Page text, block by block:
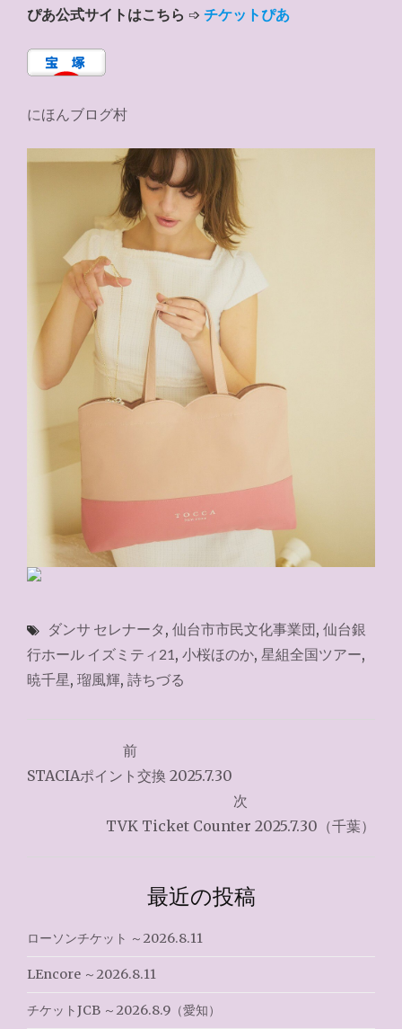
ぴあ公式サイトはこちら ➩ チケットぴあ
にほんブログ村
ダンサ セレナータ , 仙台市市民文化事業団, 仙台銀
行ホール イズミティ21, 小桜ほのか, 星組全国ツアー,
暁千星, 瑠風輝, 詩ちづる
稿
シ
ョ
ン
前
STACIAポイント交換 2025.7.30
次
TVK Ticket Counter 2025.7.30（千葉）
最近の投稿
ローソンチケット ～2026.8.11
LEncore ～2026.8.11
チケットJCB ～2026.8.9（愛知）